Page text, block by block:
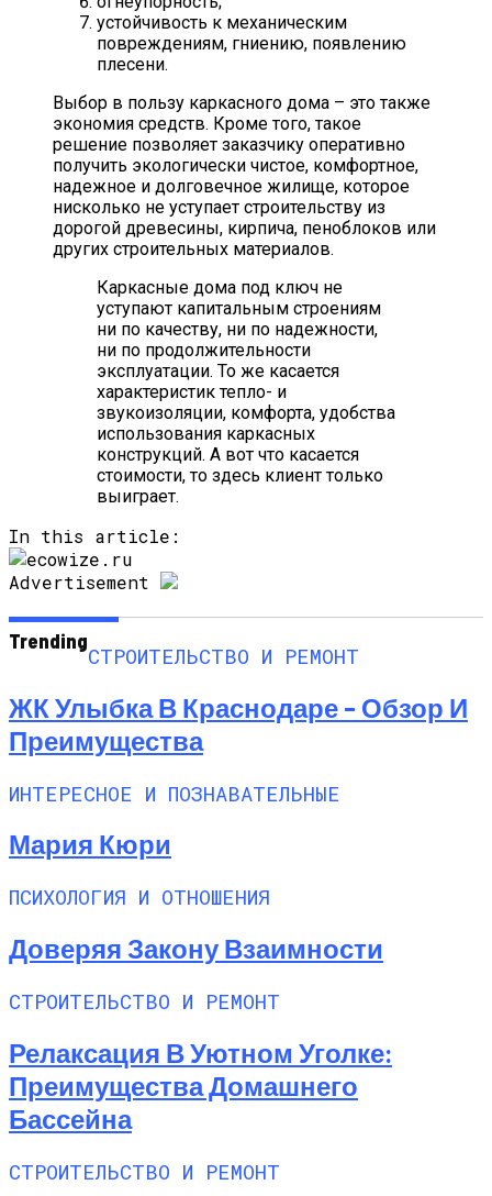
устойчивость к механическим
повреждениям, гниению, появлению
плесени.
Выбор в пользу каркасного дома – это также
экономия средств. Кроме того, такое
решение позволяет заказчику оперативно
получить экологически чистое, комфортное,
надежное и долговечное жилище, которое
нисколько не уступает строительству из
дорогой древесины, кирпича, пеноблоков или
других строительных материалов.
Каркасные дома под ключ не
уступают капитальным строениям
ни по качеству, ни по надежности,
ни по продолжительности
эксплуатации. То же касается
характеристик тепло- и
звукоизоляции, комфорта, удобства
использования каркасных
конструкций. А вот что касается
стоимости, то здесь клиент только
выиграет.
In this article:
Advertisement
Trending
СТРОИТЕЛЬСТВО И РЕМОНТ
ЖК Улыбка В Краснодаре – Обзор И
Преимущества
ИНТЕРЕСНОЕ И ПОЗНАВАТЕЛЬНЫЕ
Мария Кюри
ПСИХОЛОГИЯ И ОТНОШЕНИЯ
Доверяя Закону Взаимности
СТРОИТЕЛЬСТВО И РЕМОНТ
Релаксация В Уютном Уголке:
Преимущества Домашнего
Бассейна
СТРОИТЕЛЬСТВО И РЕМОНТ